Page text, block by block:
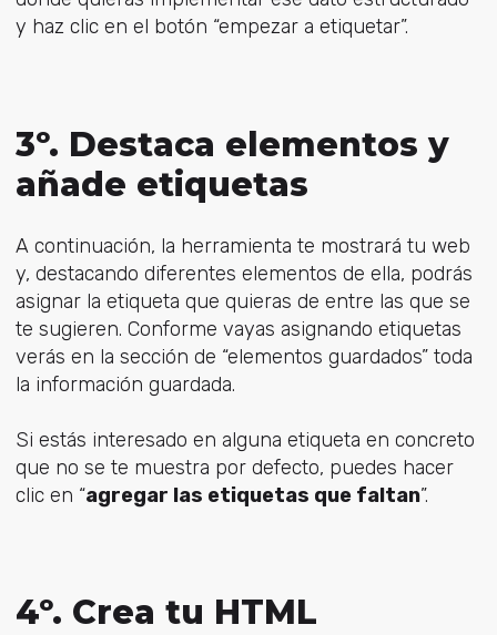
y haz clic en el botón “empezar a etiquetar”.
3º. Destaca elementos y
añade etiquetas
A continuación, la herramienta te mostrará tu web
y, destacando diferentes elementos de ella, podrás
asignar la etiqueta que quieras de entre las que se
te sugieren. Conforme vayas asignando etiquetas
verás en la sección de “elementos guardados” toda
la información guardada.
Si estás interesado en alguna etiqueta en concreto
que no se te muestra por defecto, puedes hacer
clic en “agregar las etiquetas que faltan”.
4º. Crea tu HTML